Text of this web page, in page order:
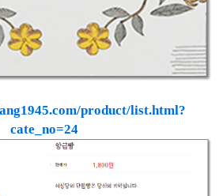
product/list.html?
cate_no=24